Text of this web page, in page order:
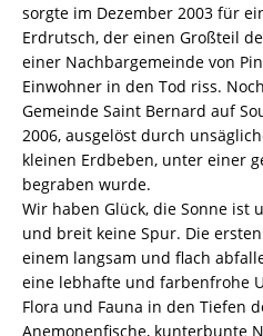
sorgte im Dezember 2003 für
Erdrutsch, der einen Großteil
einer Nachbargemeinde von
Einwohner in den Tod riss.
Gemeinde Saint Bernard auf
2006, ausgelöst durch
kleinen Erdbeben, unter einer
begraben wurde.
Wir haben Glück, die Sonne ist
und breit keine Spur. Die
einem langsam und flach
eine lebhafte und farbenfrohe
Flora und Fauna in den Tiefen
Anemonenfische, kunterbunte